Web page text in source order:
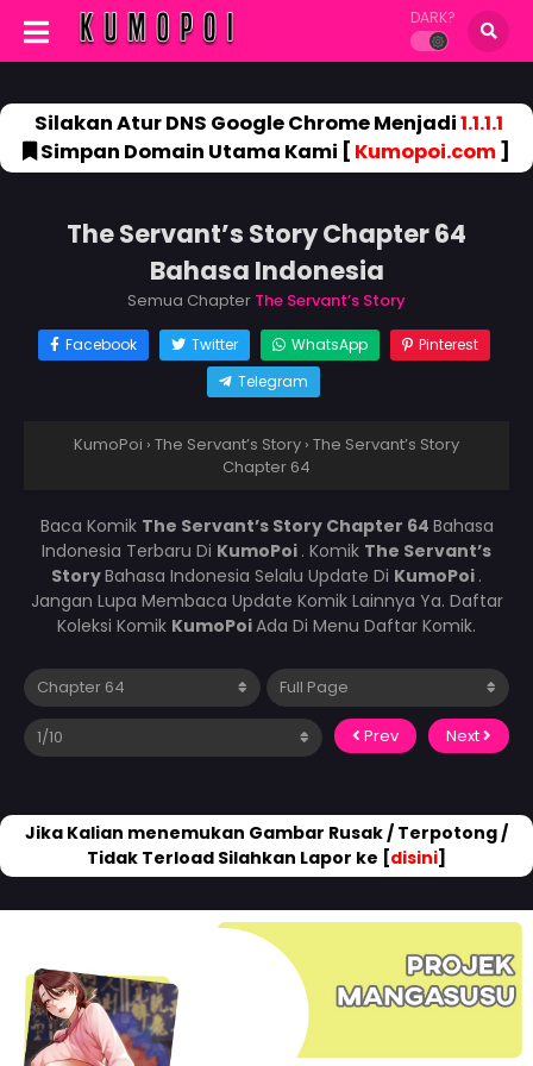
DARK?
Silakan Atur DNS Google Chrome Menjadi1.1.1.1
Simpan Domain Utama Kami [ Kumopoi.com]
The Servant’s Story Chapter 64
Bahasa Indonesia
Semua Chapter The Servant’s Story
Facebook Twitter WhatsApp
Pinterest
Telegram
KumoPoi › The Servant’s Story › The Servant’s Story
Chapter 64
Baca Komik The Servant’s Story Chapter 64 Bahasa
Indonesia Terbaru Di KumoPoi . Komik The Servant’s
StoryBahasa Indonesia Selalu Update Di KumoPoi .
Jangan Lupa Membaca Update Komik Lainnya Ya. Daftar
Koleksi Komik KumoPoiAda Di Menu Daftar Komik.
Prev Next
Jika Kalian menemukan Gambar Rusak / Terpotong /
Tidak Terload Silahkan Lapor ke [disini]